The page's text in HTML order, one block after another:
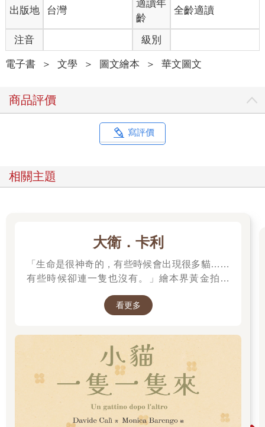
出版地 台灣
適讀年
齡
全齡適讀
注音 級別
電子書 ＞ 文學 ＞ 圖文繪本 ＞ 華文圖文
商品評價
寫評價
相關主題
大衛．卡利
「生命是很神奇的，有些時候會出現很多貓……
有些時候卻連一隻也沒有。」繪本界黃金拍檔
——大衛．卡利＆莫尼卡．巴倫可，溫馨療癒新
作！繼《作家和他的狗》後，再次聯手打造動人
看更多